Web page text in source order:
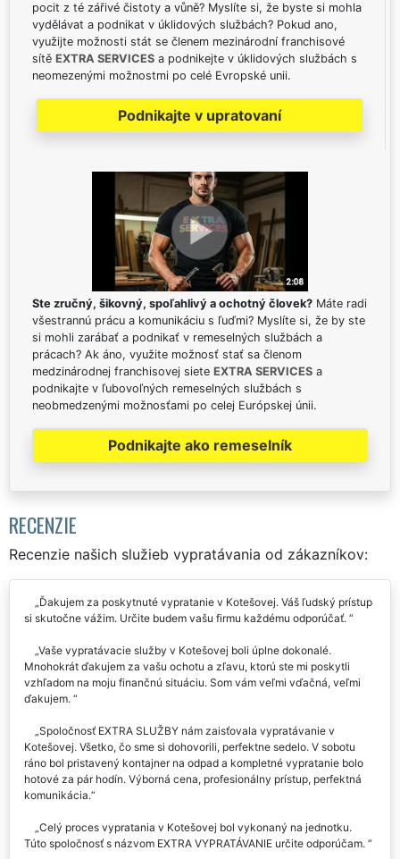
pocit z té zářivé čistoty a vůně? Myslíte si, že byste si mohla
vydělávat a podnikat v úklidových službách? Pokud ano,
využijte možnosti stát se členem mezinárodní franchisové
sítě EXTRA SERVICES a podnikejte v úklidových službách s
neomezenými možnostmi po celé Evropské unii.
Podnikajte v upratovaní
Ste zručný, šikovný, spoľahlivý a ochotný človek? Máte radi
všestrannú prácu a komunikáciu s ľuďmi? Myslíte si, že by ste
si mohli zarábať a podnikať v remeselných službách a
prácach? Ak áno, využite možnosť stať sa členom
medzinárodnej franchisovej siete EXTRA SERVICES a
podnikajte v ľubovoľných remeselných službách s
neobmedzenými možnosťami po celej Európskej únii.
Podnikajte ako remeselník
RECENZIE
Recenzie našich služieb vypratávania od zákazníkov:
Ďakujem za poskytnuté vypratanie v Kotešovej. Váš ľudský prístup
si skutočne vážim. Určite budem vašu firmu každému odporúčať.
Vaše vypratávacie služby v Kotešovej boli úplne dokonalé.
Mnohokrát ďakujem za vašu ochotu a zľavu, ktorú ste mi poskytli
vzhľadom na moju finančnú situáciu. Som vám veľmi vďačná, veľmi
ďakujem.
Spoločnosť EXTRA SLUŽBY nám zaisťovala vypratávanie v
Kotešovej. Všetko, čo sme si dohovorili, perfektne sedelo. V sobotu
ráno bol pristavený kontajner na odpad a kompletné vypratanie bolo
hotové za pár hodín. Výborná cena, profesionálny prístup, perfektná
komunikácia.
Celý proces vypratania v Kotešovej bol vykonaný na jednotku.
Túto spoločnosť s názvom EXTRA VYPRATÁVANIE určite odporúčam.